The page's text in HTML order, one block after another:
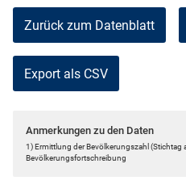
Zurück zum Datenblatt
Export als CSV
Anmerkungen zu den Daten
1) Ermittlung der Bevölkerungszahl (Stichtag
Bevölkerungsfortschreibung